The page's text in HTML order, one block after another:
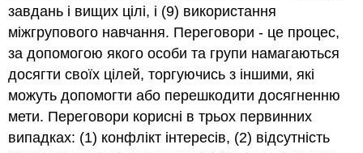
завдань і вищих цілі, і (9) використання
міжгрупового навчання. Переговори - це процес,
за допомогою якого особи та групи намагаються
досягти своїх цілей, торгуючись з іншими, які
можуть допомогти або перешкодити досягненню
мети. Переговори корисні в трьох первинних
випадках: (1) конфлікт інтересів, (2) відсутність